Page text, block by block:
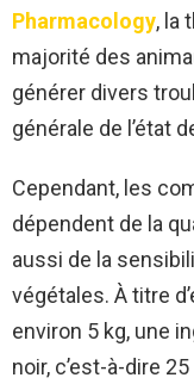
Pharmacology, la
majorité des
générer divers
générale de l’état
Cependant, les
dépendent de la
aussi de la
végétales. À titre
environ 5 kg, une
noir, c’est-à-dire